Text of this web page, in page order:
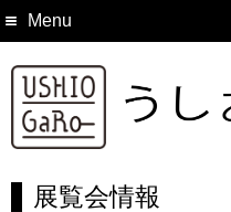
Menu
展覧会情報